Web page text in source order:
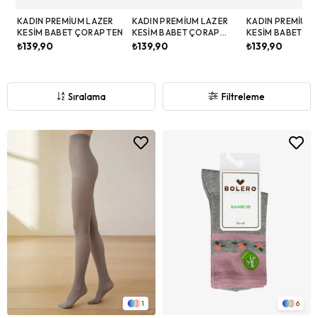
KADIN PREMIUM LAZER
KESIM BABET ÇORAP TEN
₺139,90
KADIN PREMIUM LAZER
KESIM BABET ÇORAP
SIYAH
₺139,90
KADIN PREMIUM
KESIM BABET
BEYAZ
₺139,90
Filtreleme
Sıralama
1 6